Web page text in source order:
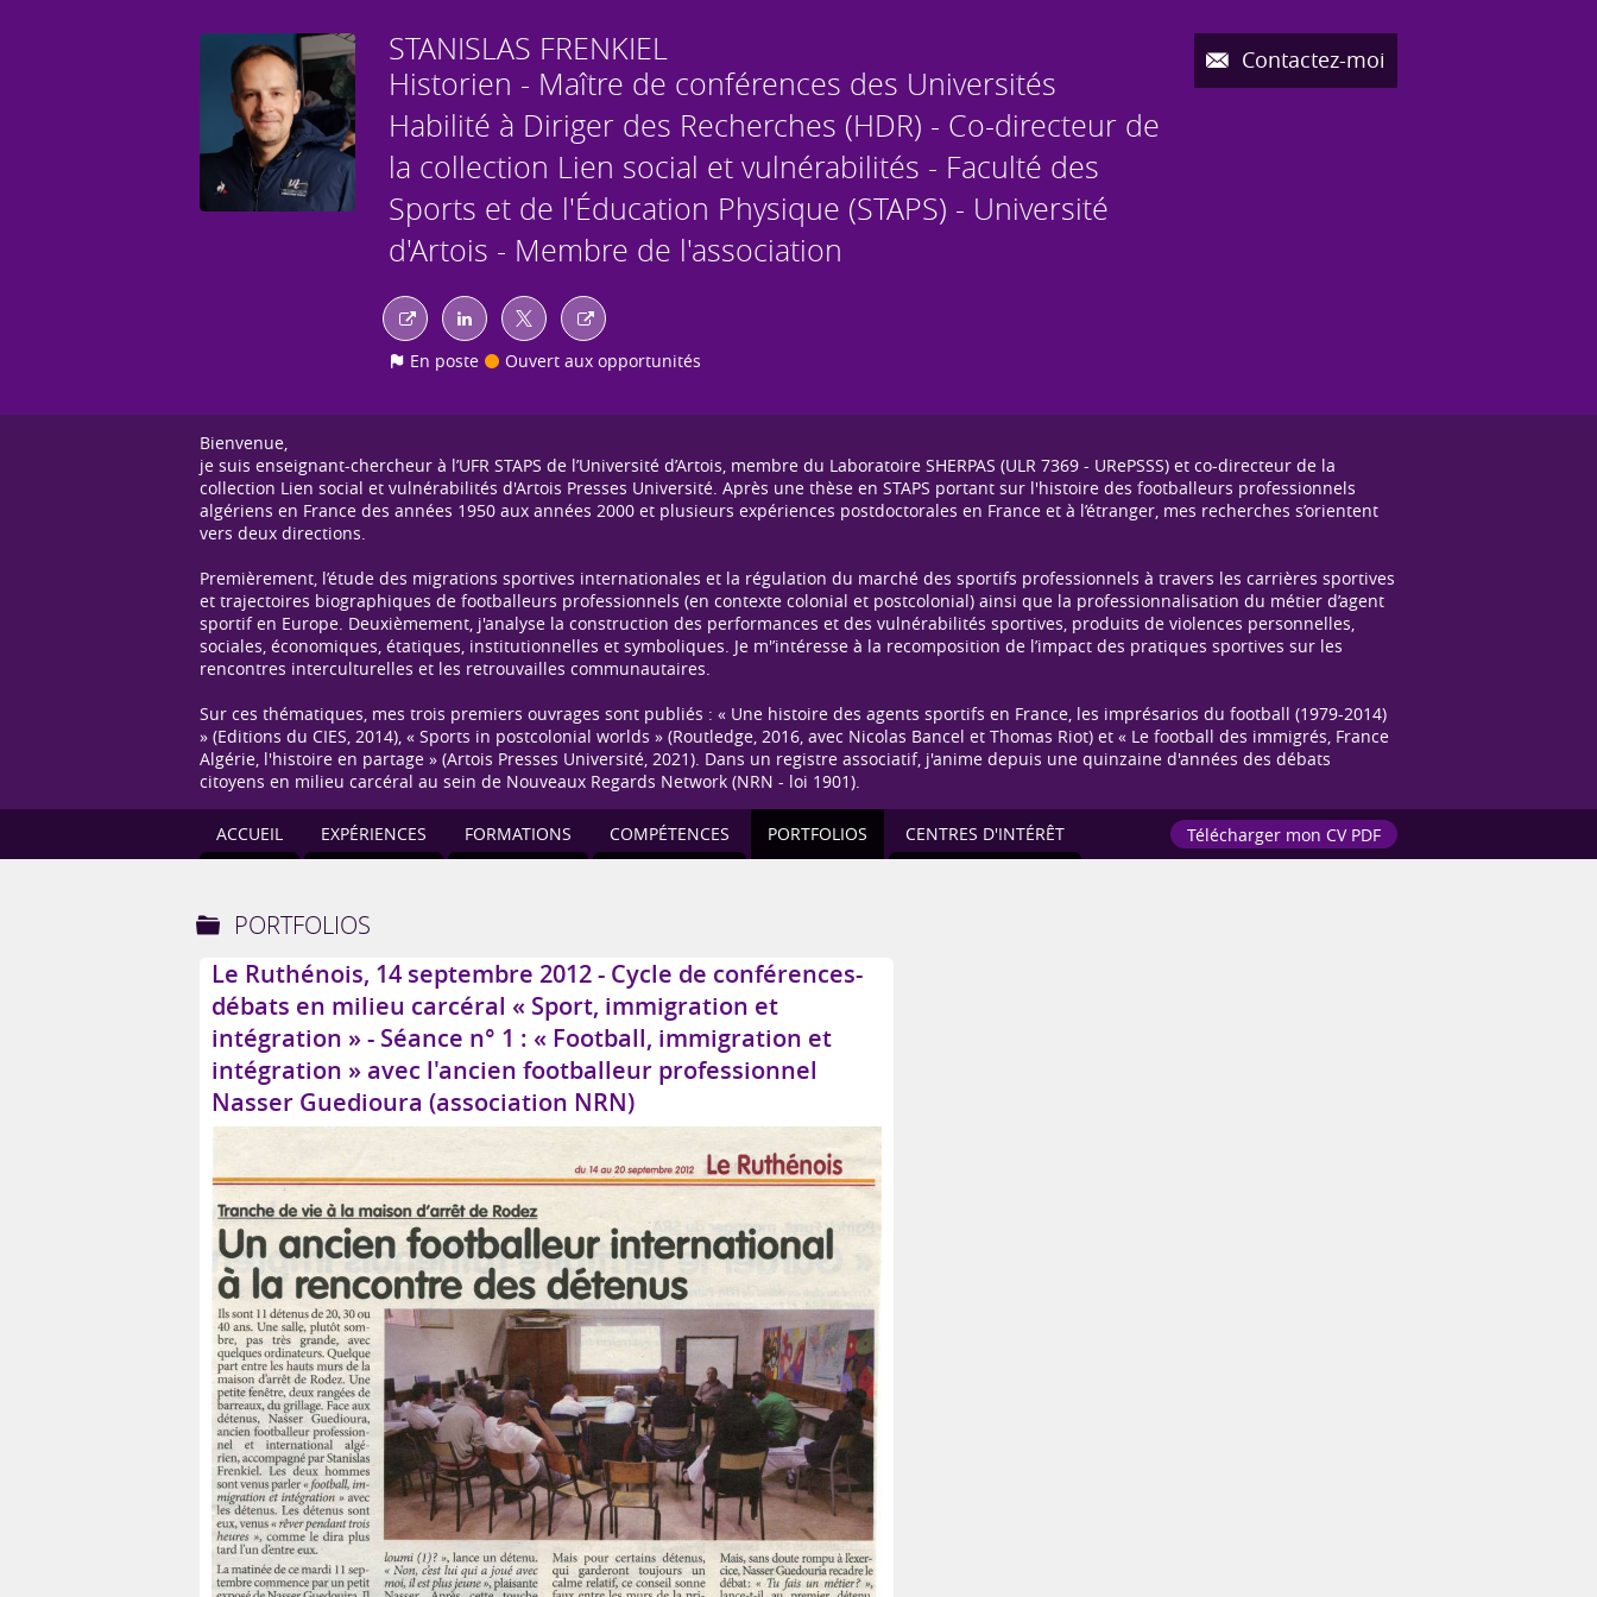
STANISLAS FRENKIEL
Historien - Maître de conférences des Universités
Habilité à Diriger des Recherches (HDR) - Co-directeur de
la collection Lien social et vulnérabilités - Faculté des
Sports et de l'Éducation Physique (STAPS) - Université
d'Artois - Membre de l'association
En poste Ouvert aux opportunités
Contactez-moi
Bienvenue,
je suis enseignant-chercheur à l’UFR STAPS de l’Université d’Artois, membre du Laboratoire SHERPAS (ULR 7369 - URePSSS) et co-directeur de la
collection Lien social et vulnérabilités d'Artois Presses Université. Après une thèse en STAPS portant sur l'histoire des footballeurs professionnels
algériens en France des années 1950 aux années 2000 et plusieurs expériences postdoctorales en France et à l’étranger, mes recherches s’orientent
vers deux directions.
Premièrement, l’étude des migrations sportives internationales et la régulation du marché des sportifs professionnels à travers les carrières sportives
et trajectoires biographiques de footballeurs professionnels (en contexte colonial et postcolonial) ainsi que la professionnalisation du métier d’agent
sportif en Europe. Deuxièmement, j'analyse la construction des performances et des vulnérabilités sportives, produits de violences personnelles,
sociales, économiques, étatiques, institutionnelles et symboliques. Je m'’intéresse à la recomposition de l’impact des pratiques sportives sur les
rencontres interculturelles et les retrouvailles communautaires.
Sur ces thématiques, mes trois premiers ouvrages sont publiés : « Une histoire des agents sportifs en France, les imprésarios du football (1979-2014)
» (Editions du CIES, 2014), « Sports in postcolonial worlds » (Routledge, 2016, avec Nicolas Bancel et Thomas Riot) et « Le football des immigrés, France
Algérie, l'histoire en partage » (Artois Presses Université, 2021). Dans un registre associatif, j'anime depuis une quinzaine d'années des débats
citoyens en milieu carcéral au sein de Nouveaux Regards Network (NRN - loi 1901).
ACCUEIL EXPÉRIENCES FORMATIONS COMPÉTENCES PORTFOLIOS CENTRES D'INTÉRÊT Télécharger mon CV PDF
PORTFOLIOS
Le Ruthénois, 14 septembre 2012 - Cycle de conférences-
débats en milieu carcéral « Sport, immigration et
intégration » - Séance n° 1 : « Football, immigration et
intégration » avec l'ancien footballeur professionnel
Nasser Guedioura (association NRN)